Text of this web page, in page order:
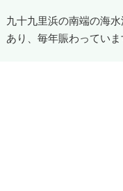
九十九里浜の南端の海
あり、毎年賑わっていま